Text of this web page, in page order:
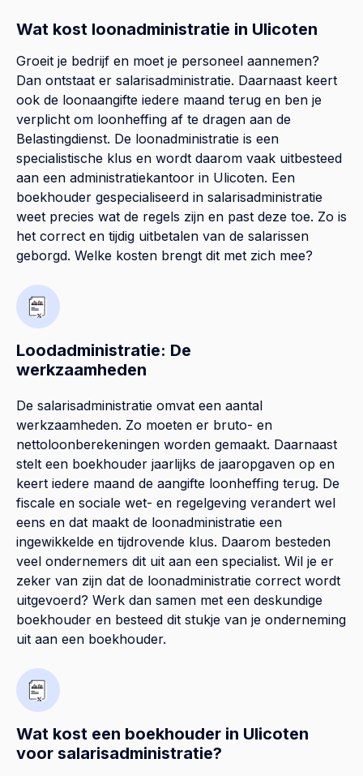
Wat kost loonadministratie in Ulicoten
Groeit je bedrijf en moet je personeel aannemen?
Dan ontstaat er salarisadministratie. Daarnaast keert
ook de loonaangifte iedere maand terug en ben je
verplicht om loonheffing af te dragen aan de
Belastingdienst. De loonadministratie is een
specialistische klus en wordt daarom vaak uitbesteed
aan een administratiekantoor in Ulicoten. Een
boekhouder gespecialiseerd in salarisadministratie
weet precies wat de regels zijn en past deze toe. Zo is
het correct en tijdig uitbetalen van de salarissen
geborgd. Welke kosten brengt dit met zich mee?
Loodadministratie: De
werkzaamheden
De salarisadministratie omvat een aantal
werkzaamheden. Zo moeten er bruto- en
nettoloonberekeningen worden gemaakt. Daarnaast
stelt een boekhouder jaarlijks de jaaropgaven op en
keert iedere maand de aangifte loonheffing terug. De
fiscale en sociale wet- en regelgeving verandert wel
eens en dat maakt de loonadministratie een
ingewikkelde en tijdrovende klus. Daarom besteden
veel ondernemers dit uit aan een specialist. Wil je er
zeker van zijn dat de loonadministratie correct wordt
uitgevoerd? Werk dan samen met een deskundige
boekhouder en besteed dit stukje van je onderneming
uit aan een boekhouder.
Wat kost een boekhouder in Ulicoten
voor salarisadministratie?